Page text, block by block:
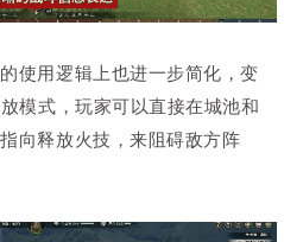
使用逻辑上也进一步简化，变
模式，玩家可以直接在城池和
向释放火技，来阻碍敌方阵